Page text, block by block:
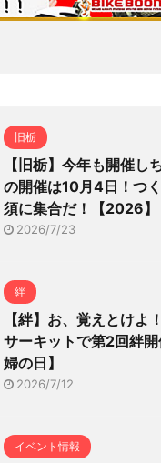
旧栃
【旧栃】今年も開催し
の開催は10月4日！つ
須に集合だ！【2026】
2026/7/23
絆
【絆】お、覚えとけよ
サーキットで第2回絆
婦の日】
2026/7/12
イベント情報